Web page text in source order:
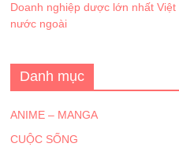
Doanh nghiệp dược lớn nhất
nước ngoài
Danh mục
ANIME – MANGA
CUỘC SỐNG